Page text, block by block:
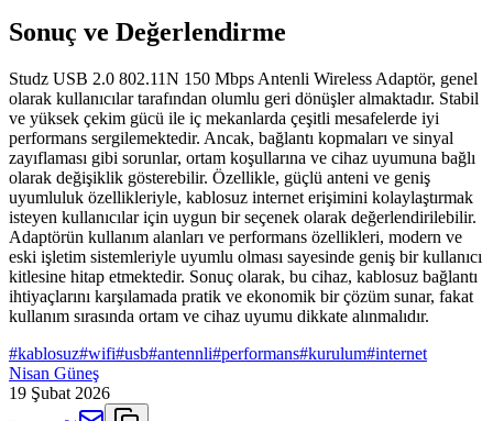
Sonuç ve Değerlendirme
Studz USB 2.0 802.11N 150 Mbps Antenli Wireless Adaptör, genel
olarak kullanıcılar tarafından olumlu geri dönüşler almaktadır. Stabil
ve yüksek çekim gücü ile iç mekanlarda çeşitli mesafelerde iyi
performans sergilemektedir. Ancak, bağlantı kopmaları ve sinyal
zayıflaması gibi sorunlar, ortam koşullarına ve cihaz uyumuna bağlı
olarak değişiklik gösterebilir. Özellikle, güçlü anteni ve geniş
uyumluluk özellikleriyle, kablosuz internet erişimini kolaylaştırmak
isteyen kullanıcılar için uygun bir seçenek olarak değerlendirilebilir.
Adaptörün kullanım alanları ve performans özellikleri, modern ve
eski işletim sistemleriyle uyumlu olması sayesinde geniş bir kullanıcı
kitlesine hitap etmektedir. Sonuç olarak, bu cihaz, kablosuz bağlantı
ihtiyaçlarını karşılamada pratik ve ekonomik bir çözüm sunar, fakat
kullanım sırasında ortam ve cihaz uyumu dikkate alınmalıdır.
#kablosuz#wifi#usb#antennli#performans#kurulum#internet
Nisan Güneş
19 Şubat 2026